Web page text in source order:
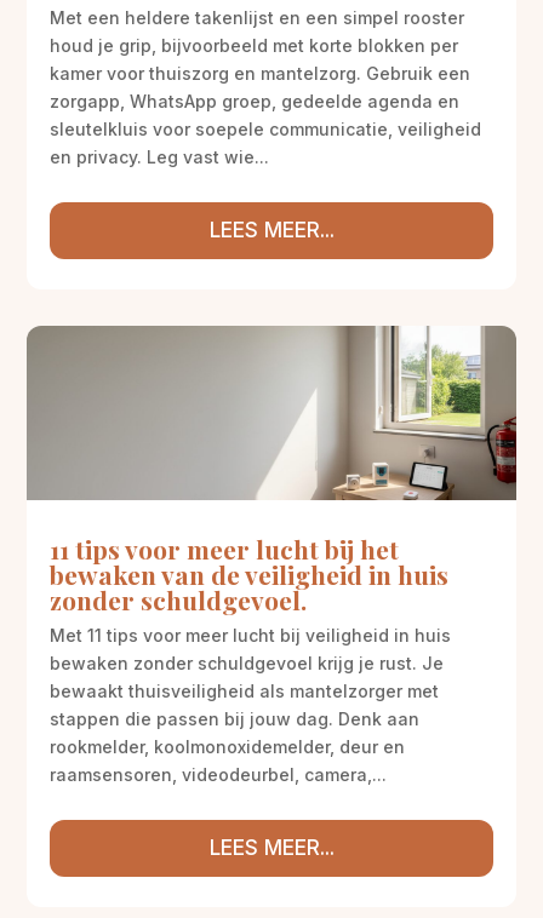
Met een heldere takenlijst en een simpel rooster
houd je grip, bijvoorbeeld met korte blokken per
kamer voor thuiszorg en mantelzorg. Gebruik een
zorgapp, WhatsApp groep, gedeelde agenda en
sleutelkluis voor soepele communicatie, veiligheid
en privacy. Leg vast wie...
LEES MEER...
11 tips voor meer lucht bij het
bewaken van de veiligheid in huis
zonder schuldgevoel.
Met 11 tips voor meer lucht bij veiligheid in huis
bewaken zonder schuldgevoel krijg je rust. Je
bewaakt thuisveiligheid als mantelzorger met
stappen die passen bij jouw dag. Denk aan
rookmelder, koolmonoxidemelder, deur en
raamsensoren, videodeurbel, camera,...
LEES MEER...